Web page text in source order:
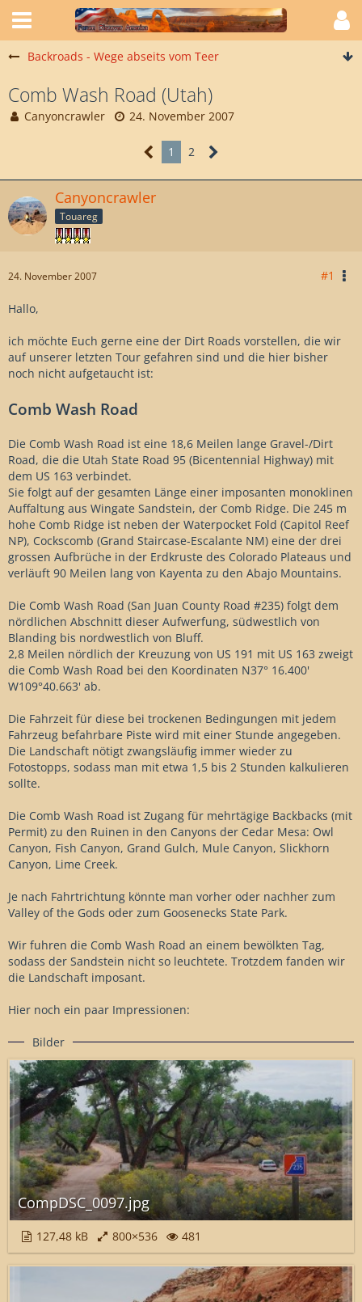
Backroads - Wege abseits vom Teer
Comb Wash Road (Utah)
Canyoncrawler 24. November 2007
1 2
Canyoncrawler
Touareg
24. November 2007 #1
Hallo,
ich möchte Euch gerne eine der Dirt Roads vorstellen, die wir
auf unserer letzten Tour gefahren sind und die hier bisher
noch nicht aufgetaucht ist:
Comb Wash Road
Die Comb Wash Road ist eine 18,6 Meilen lange Gravel-/Dirt
Road, die die Utah State Road 95 (Bicentennial Highway) mit
dem US 163 verbindet.
Sie folgt auf der gesamten Länge einer imposanten monoklinen
Auffaltung aus Wingate Sandstein, der Comb Ridge. Die 245 m
hohe Comb Ridge ist neben der Waterpocket Fold (Capitol Reef
NP), Cockscomb (Grand Staircase-Escalante NM) eine der drei
grossen Aufbrüche in der Erdkruste des Colorado Plateaus und
verläuft 90 Meilen lang von Kayenta zu den Abajo Mountains.
Die Comb Wash Road (San Juan County Road #235) folgt dem
nördlichen Abschnitt dieser Aufwerfung, südwestlich von
Blanding bis nordwestlich von Bluff.
2,8 Meilen nördlich der Kreuzung von US 191 mit US 163 zweigt
die Comb Wash Road bei den Koordinaten N37° 16.400'
W109°40.663' ab.
Die Fahrzeit für diese bei trockenen Bedingungen mit jedem
Fahrzeug befahrbare Piste wird mit einer Stunde angegeben.
Die Landschaft nötigt zwangsläufig immer wieder zu
Fotostopps, sodass man mit etwa 1,5 bis 2 Stunden kalkulieren
sollte.
Die Comb Wash Road ist Zugang für mehrtägige Backbacks (mit
Permit) zu den Ruinen in den Canyons der Cedar Mesa: Owl
Canyon, Fish Canyon, Grand Gulch, Mule Canyon, Slickhorn
Canyon, Lime Creek.
Je nach Fahrtrichtung könnte man vorher oder nachher zum
Valley of the Gods oder zum Goosenecks State Park.
Wir fuhren die Comb Wash Road an einem bewölkten Tag,
sodass der Sandstein nicht so leuchtete. Trotzdem fanden wir
die Landschaft imposant.
Hier noch ein paar Impressionen:
Bilder
CompDSC_0097.jpg
127,48 kB 800×536 481